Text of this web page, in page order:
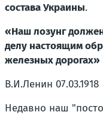
состава Украины.
«Наш лозунг
делу настоящим
железных дорогах»
В.И.Ленин 07.03.1918
Недавно наш